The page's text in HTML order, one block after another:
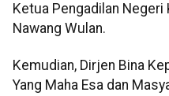
Ketua Pengadilan
Nawang Wulan.
Kemudian, Dirjen Bina
Yang Maha Esa dan